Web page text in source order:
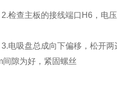
2.检查主板的接线端口H6，电
3.电吸盘总成向下偏移，松开
间隙为好，紧固螺丝